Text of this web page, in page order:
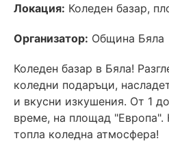
Локация: Коледен базар,
Организатор: Община Бяла
Коледен базар в Бяла!
коледни подаръци,
и вкусни изкушения. От 1
време, на площад "Европа".
топла коледна атмосфера!